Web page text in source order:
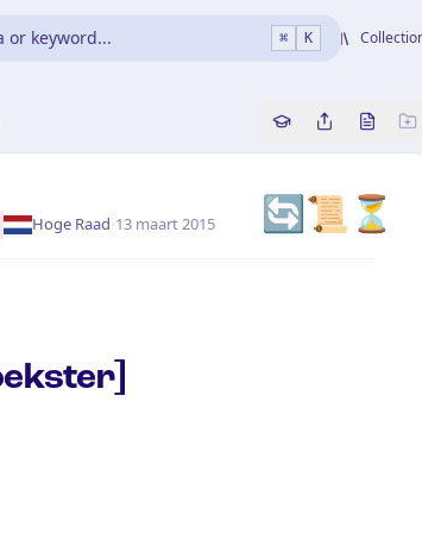
or keyword... ⌘ K
Copy source
Share this
Bekijk
🔄📜⏳
Hoge Raad·13 maart 2015